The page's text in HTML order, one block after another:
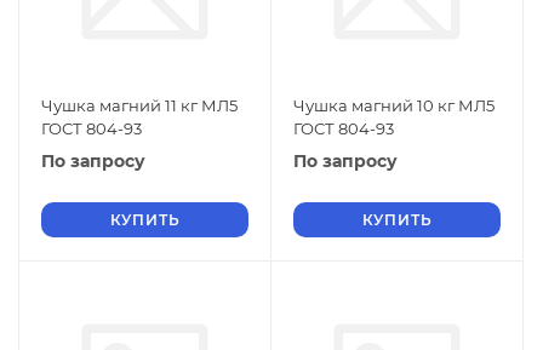
Чушка магний 11 кг МЛ5
ГОСТ 804-93
По запросу
КУПИТЬ
Чушка магний 10 кг МЛ5
ГОСТ 804-93
По запросу
КУПИТЬ